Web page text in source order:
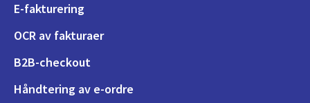
E-fakturering
OCR av fakturaer
B2B-checkout
Håndtering av e-ordre